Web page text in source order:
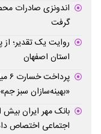
اندونزی صادرات
گرفت
روایت یک تقدیر؛ از
استان اصفهان
«بهینه‌سازان سبز جم»
اجتماعی اختصاص